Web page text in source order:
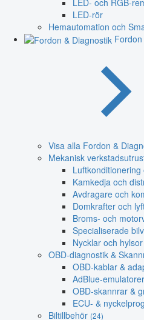
LED-rör
Hemautomation och
Visa alla Fordon &
Mekanisk
Luftkonditionering
Kamkedja och
Avdragare och
Domkrafter och
Broms- och
Specialiserade
Nycklar och hylsor
OBD-diagnostik &
OBD-kablar &
AdBlue-emulatorer
OBD-skannrar &
ECU- &
Biltillbehör (24)